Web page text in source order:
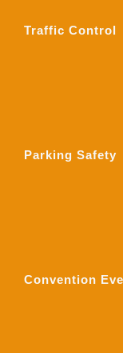
Traffic Control
Parking Safety
Convention